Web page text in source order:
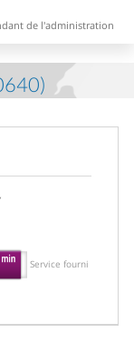
de l'administration
Service fourni